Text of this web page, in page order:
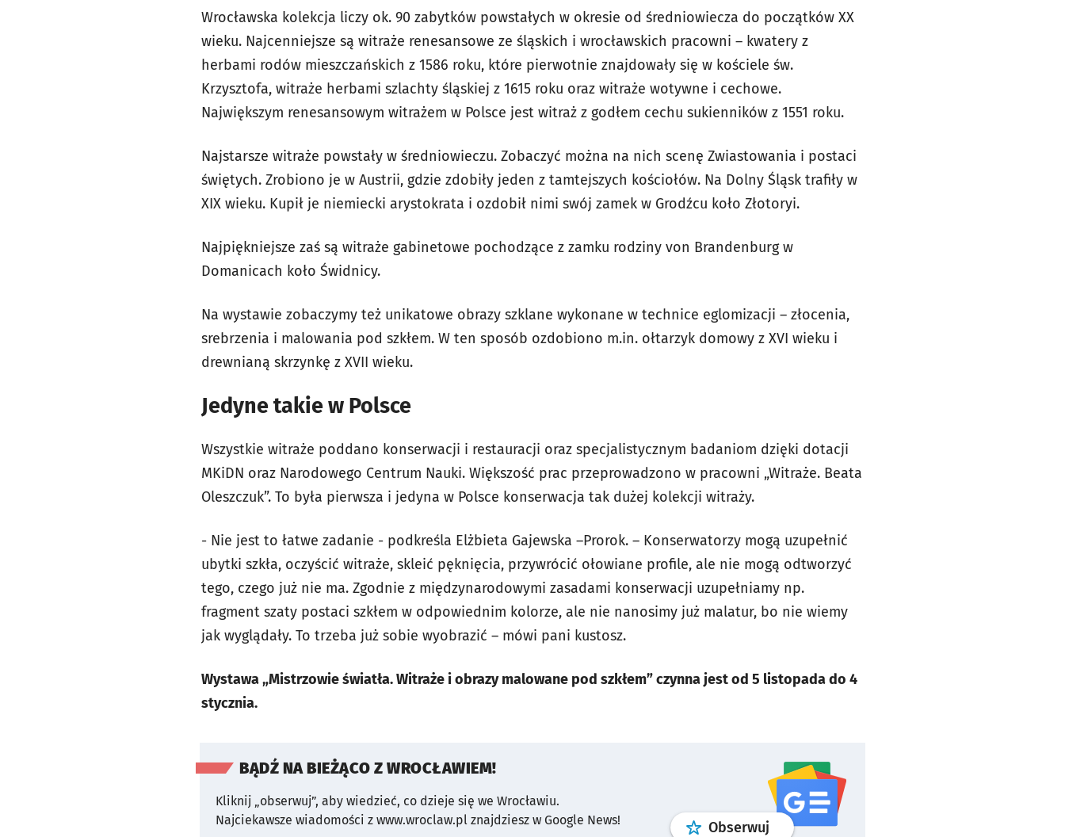
Wrocławska kolekcja liczy ok. 90 zabytków powstałych w okresie od średniowiecza do początków XX
wieku. Najcenniejsze są witraże renesansowe ze śląskich i wrocławskich pracowni – kwatery z
herbami rodów mieszczańskich z 1586 roku, które pierwotnie znajdowały się w kościele św.
Krzysztofa, witraże herbami szlachty śląskiej z 1615 roku oraz witraże wotywne i cechowe.
Największym renesansowym witrażem w Polsce jest witraż z godłem cechu sukienników z 1551 roku.
Najstarsze witraże powstały w średniowieczu. Zobaczyć można na nich scenę Zwiastowania i postaci
świętych. Zrobiono je w Austrii, gdzie zdobiły jeden z tamtejszych kościołów. Na Dolny Śląsk trafiły w
XIX wieku. Kupił je niemiecki arystokrata i ozdobił nimi swój zamek w Grodźcu koło Złotoryi.
Najpiękniejsze zaś są witraże gabinetowe pochodzące z zamku rodziny von Brandenburg w
Domanicach koło Świdnicy.
Na wystawie zobaczymy też unikatowe obrazy szklane wykonane w technice eglomizacji – złocenia,
srebrzenia i malowania pod szkłem. W ten sposób ozdobiono m.in. ołtarzyk domowy z XVI wieku i
drewnianą skrzynkę z XVII wieku.
Jedyne takie w Polsce
Wszystkie witraże poddano konserwacji i restauracji oraz specjalistycznym badaniom dzięki dotacji
MKiDN oraz Narodowego Centrum Nauki. Większość prac przeprowadzono w pracowni „Witraże. Beata
Oleszczuk”. To była pierwsza i jedyna w Polsce konserwacja tak dużej kolekcji witraży.
- Nie jest to łatwe zadanie - podkreśla Elżbieta Gajewska –Prorok. – Konserwatorzy mogą uzupełnić
ubytki szkła, oczyścić witraże, skleić pęknięcia, przywrócić ołowiane profile, ale nie mogą odtworzyć
tego, czego już nie ma. Zgodnie z międzynarodowymi zasadami konserwacji uzupełniamy np.
fragment szaty postaci szkłem w odpowiednim kolorze, ale nie nanosimy już malatur, bo nie wiemy
jak wyglądały. To trzeba już sobie wyobrazić – mówi pani kustosz.
Wystawa „Mistrzowie światła. Witraże i obrazy malowane pod szkłem” czynna jest od 5 listopada do 4
stycznia.
BĄDŹ NA BIEŻĄCO Z WROCŁAWIEM!
Kliknij „obserwuj”, aby wiedzieć, co dzieje się we Wrocławiu.
Najciekawsze wiadomości z www.wroclaw.pl znajdziesz w Google News!
Obserwuj profilgoogle news